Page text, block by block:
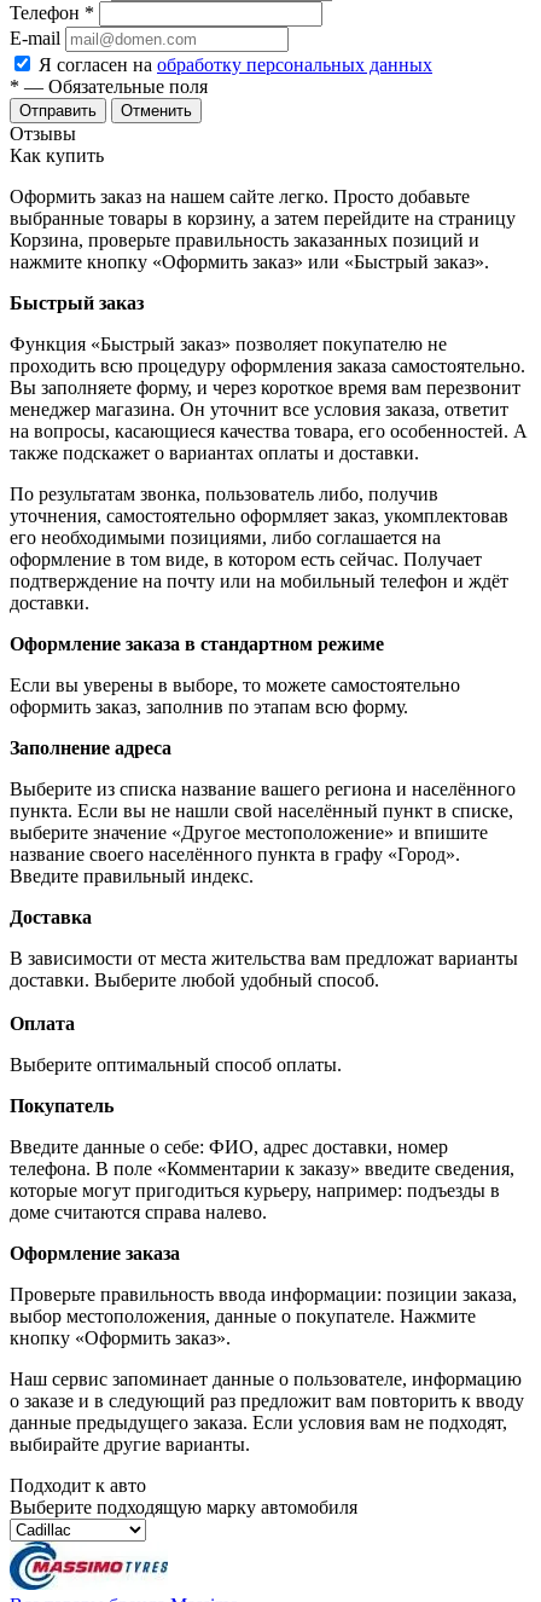
Телефон *
E-mail
Я согласен на обработку персональных данных
* — Обязательные поля
Отменить
Отзывы
Как купить
Оформить заказ на нашем сайте легко. Просто добавьте
выбранные товары в корзину, а затем перейдите на страницу
Корзина, проверьте правильность заказанных позиций и
нажмите кнопку «Оформить заказ» или «Быстрый заказ».
Быстрый заказ
Функция «Быстрый заказ» позволяет покупателю не
проходить всю процедуру оформления заказа самостоятельно.
Вы заполняете форму, и через короткое время вам перезвонит
менеджер магазина. Он уточнит все условия заказа, ответит
на вопросы, касающиеся качества товара, его особенностей. А
также подскажет о вариантах оплаты и доставки.
По результатам звонка, пользователь либо, получив
уточнения, самостоятельно оформляет заказ, укомплектовав
его необходимыми позициями, либо соглашается на
оформление в том виде, в котором есть сейчас. Получает
подтверждение на почту или на мобильный телефон и ждёт
доставки.
Оформление заказа в стандартном режиме
Если вы уверены в выборе, то можете самостоятельно
оформить заказ, заполнив по этапам всю форму.
Заполнение адреса
Выберите из списка название вашего региона и населённого
пункта. Если вы не нашли свой населённый пункт в списке,
выберите значение «Другое местоположение» и впишите
название своего населённого пункта в графу «Город».
Введите правильный индекс.
Доставка
В зависимости от места жительства вам предложат варианты
доставки. Выберите любой удобный способ.
Оплата
Выберите оптимальный способ оплаты.
Покупатель
Введите данные о себе: ФИО, адрес доставки, номер
телефона. В поле «Комментарии к заказу» введите сведения,
которые могут пригодиться курьеру, например: подъезды в
доме считаются справа налево.
Оформление заказа
Проверьте правильность ввода информации: позиции заказа,
выбор местоположения, данные о покупателе. Нажмите
кнопку «Оформить заказ».
Наш сервис запоминает данные о пользователе, информацию
о заказе и в следующий раз предложит вам повторить к вводу
данные предыдущего заказа. Если условия вам не подходят,
выбирайте другие варианты.
Подходит к авто
Выберите подходящую марку автомобиля